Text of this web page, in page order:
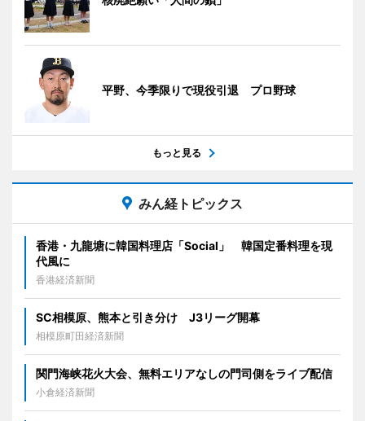
平野、今季限りで現役引退 プロ野球
もっと見る
みん経トピックス
香港・九龍塘に韓国料理店「Social」 韓国定番料理を現
代風に
香港経済新聞
SC相模原、熊本と引き分け J3リーグ開幕
相模原町田経済新聞
関門海峡花火大会、無料エリアなしの門司側をライブ配信
小倉経済新聞